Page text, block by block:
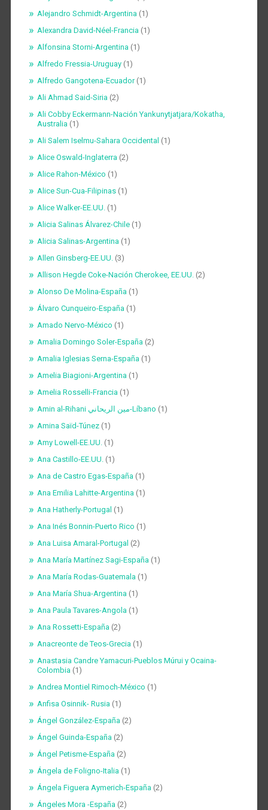
Alejandro Schmidt-Argentina(1)
Alexandra David-Néel-Francia(1)
Alfonsina Storni-Argentina(1)
Alfredo Fressia-Uruguay(1)
Alfredo Gangotena-Ecuador(1)
Ali Ahmad Said-Siria(2)
Ali Cobby Eckermann-Nación Yankunytjatjara/Kokatha,
Australia(1)
Ali Salem Iselmu-Sahara Occidental (1)
Alice Oswald-Inglaterra(2)
Alice Rahon-México (1)
Alice Sun-Cua-Filipinas(1)
Alice Walker-EE.UU.(1)
Alicia Salinas Álvarez-Chile(1)
Alicia Salinas-Argentina(1)
Allen Ginsberg-EE.UU.(3)
Allison Hegde Coke-Nación Cherokee, EE.UU.(2)
Alonso De Molina-España(1)
Álvaro Cunqueiro-España(1)
Amado Nervo-México (1)
Amalia Domingo Soler-España(2)
Amalia Iglesias Serna-España(1)
Amelia Biagioni-Argentina(1)
Amelia Rosselli-Francia(1)
Amin al-Rihani مين الريحاني-Líbano (1)
Amina Saïd-Túnez(1)
Amy Lowell-EE.UU.(1)
Ana Castillo-EE.UU.(1)
Ana de Castro Egas-España(1)
Ana Emilia Lahitte-Argentina(1)
Ana Hatherly-Portugal (1)
Ana Inés Bonnin-Puerto Rico (1)
Ana Luisa Amaral-Portugal (2)
Ana María Martínez Sagi-España(1)
Ana María Rodas-Guatemala(1)
Ana María Shua-Argentina(1)
Ana Paula Tavares-Angola(1)
Ana Rossetti-España(2)
Anacreonte de Teos-Grecia(1)
Anastasia Candre Yamacuri-Pueblos Múrui y Ocaina-
Colombia(1)
Andrea Montiel Rimoch-México (1)
Anfisa Osinnik- Rusia(1)
Ángel González-España(2)
Ángel Guinda-España(2)
Ángel Petisme-España(2)
Ángela de Foligno-Italia(1)
Ángela Figuera Aymerich-España(2)
Ángeles Mora -España(2)